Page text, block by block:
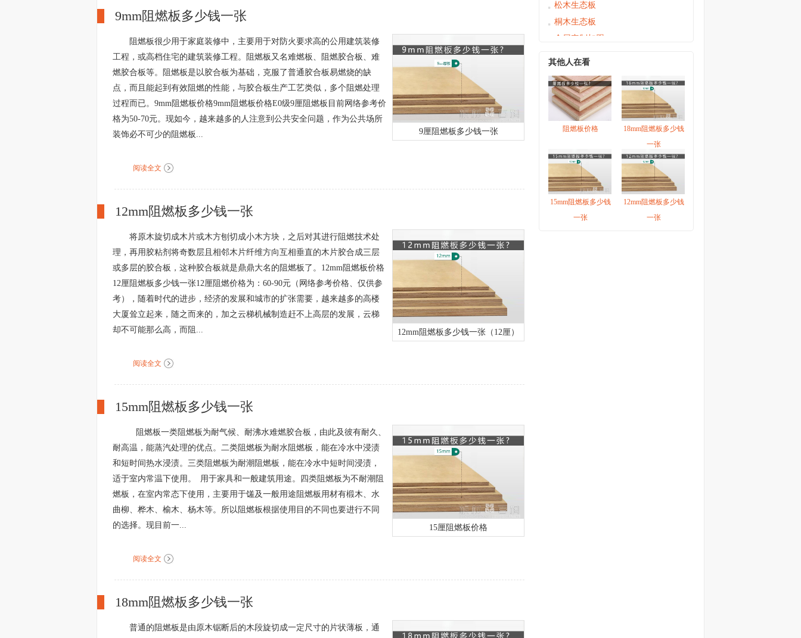
9mm阻燃板多少钱一张
9厘阻燃板多少钱一张
阻燃板很少用于家庭装修中，主要用于对防火要求高的公用建筑装修
工程，或高档住宅的建筑装修工程。阻燃板又名难燃板、阻燃胶合板、难
燃胶合板等。阻燃板是以胶合板为基础，克服了普通胶合板易燃烧的缺
点，而且能起到有效阻燃的性能，与胶合板生产工艺类似，多个阻燃处理
过程而已。9mm阻燃板价格9mm阻燃板价格E0级9厘阻燃板目前网络参考价
格为50-70元。现如今，越来越多的人注意到公共安全问题，作为公共场所
装饰必不可少的阻燃板...
阅读全文
12mm阻燃板多少钱一张
12mm阻燃板多少钱一张（12厘）
将原木旋切成木片或木方刨切成小木方块，之后对其进行阻燃技术处
理，再用胶粘剂将奇数层且相邻木片纤维方向互相垂直的木片胶合成三层
或多层的胶合板，这种胶合板就是鼎鼎大名的阻燃板了。12mm阻燃板价格
12厘阻燃板多少钱一张12厘阻燃价格为：60-90元（网络参考价格、仅供参
考），随着时代的进步，经济的发展和城市的扩张需要，越来越多的高楼
大厦耸立起来，随之而来的，加之云梯机械制造赶不上高层的发展，云梯
却不可能那么高，而阻...
阅读全文
15mm阻燃板多少钱一张
15厘阻燃板价格
阻燃板一类阻燃板为耐气候、耐沸水难燃胶合板，由此及彼有耐久、
耐高温，能蒸汽处理的优点。二类阻燃板为耐水阻燃板，能在冷水中浸渍
和短时间热水浸渍。三类阻燃板为耐潮阻燃板，能在冷水中短时间浸渍，
适于室内常温下使用。 用于家具和一般建筑用途。四类阻燃板为不耐潮阻
燃板，在室内常态下使用，主要用于馐及一般用途阻燃板用材有椴木、水
曲柳、桦木、榆木、杨木等。所以阻燃板根据使用目的不同也要进行不同
的选择。现目前一...
阅读全文
18mm阻燃板多少钱一张
普通的阻燃板是由原木锯断后的木段旋切成一定尺寸的片状薄板，通
松木生态板
桐木生态板
全屋定制加盟
全屋定制十大排名
全屋定制板材
全屋定制好还是木工打好
板式家具厂家
定制板材有哪些
阻燃板防火等级
阻燃胶合板环保吗
阻燃密度板厂家
阻燃板价格
其他人在看
阻燃板价格
18mm阻燃板多少钱
一张
15mm阻燃板多少钱
一张
12mm阻燃板多少钱
一张